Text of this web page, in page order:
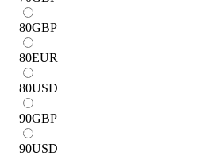
80GBP
80EUR
80USD
90GBP
90USD